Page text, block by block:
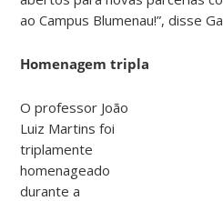
ao Campus Blumenau!”, disse
Homenagem tripla
O professor João
Luiz Martins foi
triplamente
homenageado
durante a